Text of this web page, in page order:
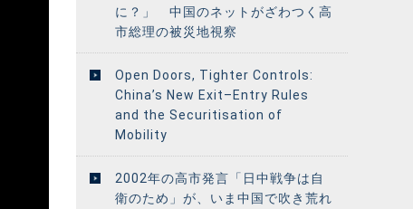
に？」 中国のネットがざわつく高
市総理の被災地視察
Open Doors, Tighter Controls:
China’s New Exit–Entry Rules
and the Securitisation of
Mobility
2002年の高市発言「日中戦争は自
衛のため」が、いま中国で吹き荒れ